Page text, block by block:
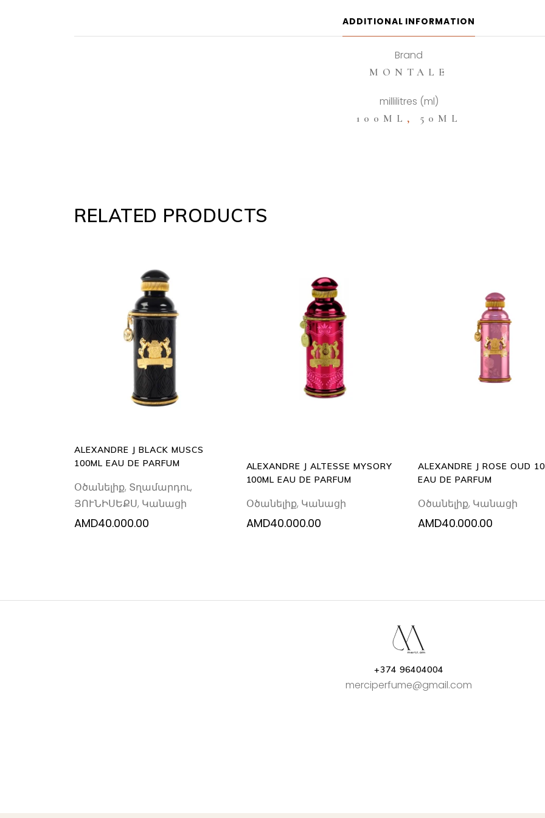
quantity
ADDITIONAL INFORMATION
Brand
MONTALE
millilitres (ml)
100ML , 50ML
RELATED PRODUCTS
ADD
TO
CART
ALEXANDRE J BLACK MUSCS
100ML EAU DE PARFUM
Օծանելիք, Տղամարդու,
ՅՈՒՆԻՍԵՔՍ, Կանացի
AMD40.000.00
ADD
TO
CART
ALEXANDRE J ALTESSE MYSORY
100ML EAU DE PARFUM
Օծանելիք, Կանացի
AMD40.000.00
ADD
TO
CART
ALEXANDRE J ROSE OUD
EAU DE PARFUM
Օծանելիք, Կանացի
AMD40.000.00
+374 96404004
merciperfume@gmail.com